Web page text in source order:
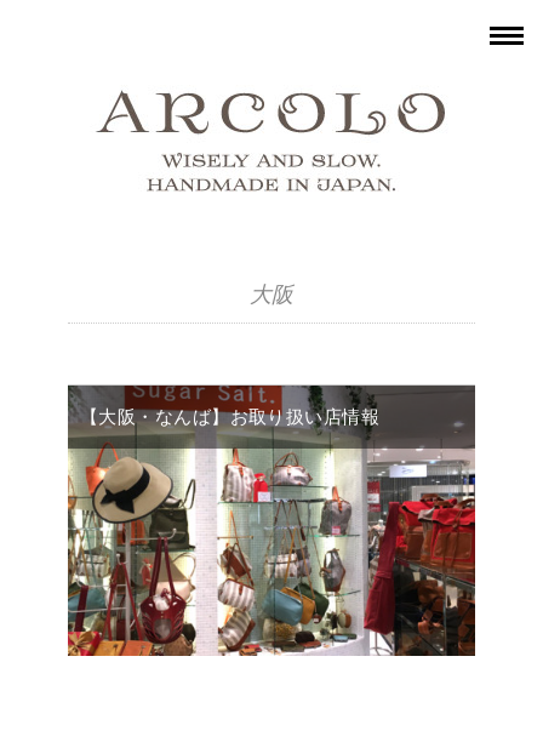
大阪
【大阪・なんば】お取り扱い店情報